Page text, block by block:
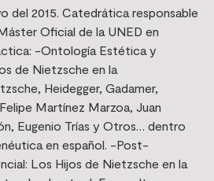
del 2015. Catedrática responsable
Oficial de la UNED en
-Ontología Estética y
de Nietzsche en la
Heidegger, Gadamer,
Martínez Marzoa, Juan
Eugenio Trías y Otros… dentro
en español. -Post-
Los Hijos de Nietzsche en la